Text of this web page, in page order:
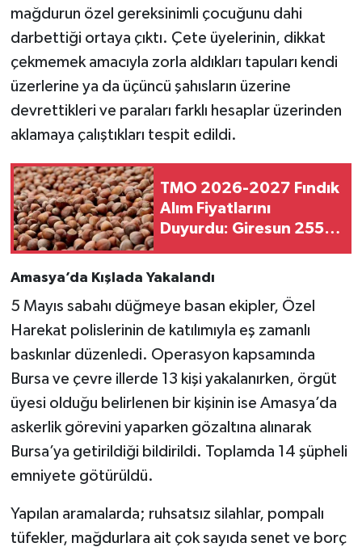
mağdurun özel gereksinimli çocuğunu dahi
darbettiği ortaya çıktı. Çete üyelerinin, dikkat
çekmemek amacıyla zorla aldıkları tapuları kendi
üzerlerine ya da üçüncü şahısların üzerine
devrettikleri ve paraları farklı hesaplar üzerinden
aklamaya çalıştıkları tespit edildi.
TMO 2026-2027 Fındık
Alım Fiyatlarını
Duyurdu: Giresun 255
Amasya’da Kışlada Yakalandı
5 Mayıs sabahı düğmeye basan ekipler, Özel
Harekat polislerinin de katılımıyla eş zamanlı
baskınlar düzenledi. Operasyon kapsamında
Bursa ve çevre illerde 13 kişi yakalanırken, örgüt
üyesi olduğu belirlenen bir kişinin ise Amasya’da
askerlik görevini yaparken gözaltına alınarak
Bursa’ya getirildiği bildirildi. Toplamda 14 şüpheli
emniyete götürüldü.
Yapılan aramalarda; ruhsatsız silahlar, pompalı
tüfekler, mağdurlara ait çok sayıda senet ve borç